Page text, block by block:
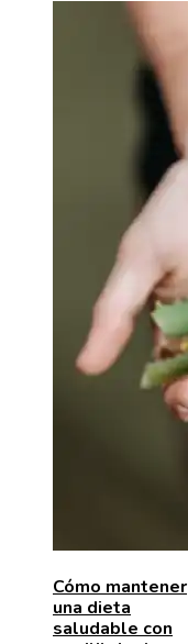
Cómo mantener
una dieta
saludable con